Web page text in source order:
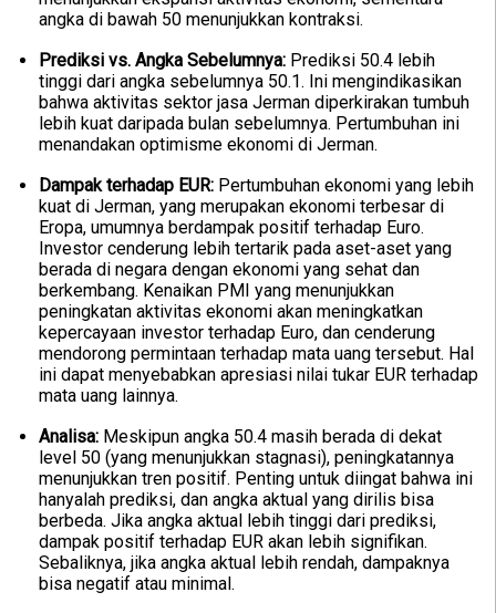
angka di bawah 50 menunjukkan kontraksi.
Prediksi vs. Angka Sebelumnya: Prediksi 50.4 lebih
tinggi dari angka sebelumnya 50.1. Ini mengindikasikan
bahwa aktivitas sektor jasa Jerman diperkirakan tumbuh
lebih kuat daripada bulan sebelumnya. Pertumbuhan ini
menandakan optimisme ekonomi di Jerman.
Dampak terhadap EUR: Pertumbuhan ekonomi yang lebih
kuat di Jerman, yang merupakan ekonomi terbesar di
Eropa, umumnya berdampak positif terhadap Euro.
Investor cenderung lebih tertarik pada aset-aset yang
berada di negara dengan ekonomi yang sehat dan
berkembang. Kenaikan PMI yang menunjukkan
peningkatan aktivitas ekonomi akan meningkatkan
kepercayaan investor terhadap Euro, dan cenderung
mendorong permintaan terhadap mata uang tersebut. Hal
ini dapat menyebabkan apresiasi nilai tukar EUR terhadap
mata uang lainnya.
Analisa: Meskipun angka 50.4 masih berada di dekat
level 50 (yang menunjukkan stagnasi), peningkatannya
menunjukkan tren positif. Penting untuk diingat bahwa ini
hanyalah prediksi, dan angka aktual yang dirilis bisa
berbeda. Jika angka aktual lebih tinggi dari prediksi,
dampak positif terhadap EUR akan lebih signifikan.
Sebaliknya, jika angka aktual lebih rendah, dampaknya
bisa negatif atau minimal.